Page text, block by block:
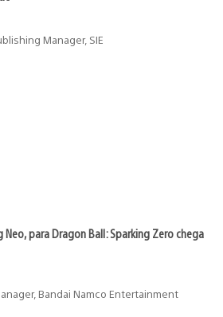
Manager, SIE
Neo, para Dragon Ball: Sparking Zero chega
Bandai Namco Entertainment